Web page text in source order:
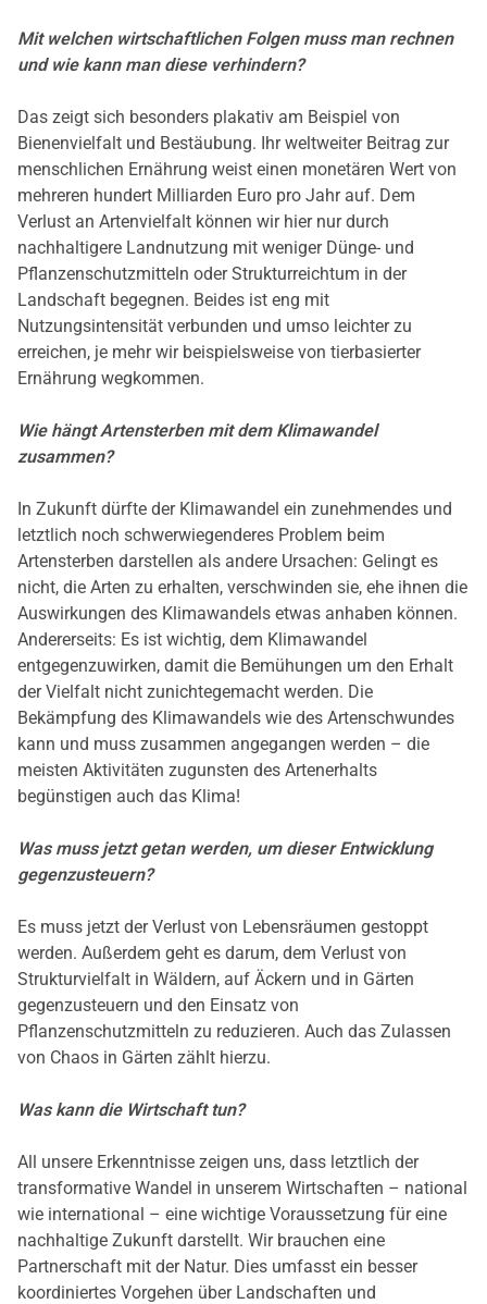
Mit welchen wirtschaftlichen Folgen muss man rechnen
und wie kann man diese verhindern?
Das zeigt sich besonders plakativ am Beispiel von
Bienenvielfalt und Bestäubung. Ihr weltweiter Beitrag zur
menschlichen Ernährung weist einen monetären Wert von
mehreren hundert Milliarden Euro pro Jahr auf. Dem
Verlust an Artenvielfalt können wir hier nur durch
nachhaltigere Landnutzung mit weniger Dünge- und
Pflanzenschutzmitteln oder Strukturreichtum in der
Landschaft begegnen. Beides ist eng mit
Nutzungsintensität verbunden und umso leichter zu
erreichen, je mehr wir beispielsweise von tierbasierter
Ernährung wegkommen.
Wie hängt Artensterben mit dem Klimawandel
zusammen?
In Zukunft dürfte der Klimawandel ein zunehmendes und
letztlich noch schwerwiegenderes Problem beim
Artensterben darstellen als andere Ursachen: Gelingt es
nicht, die Arten zu erhalten, verschwinden sie, ehe ihnen die
Auswirkungen des Klimawandels etwas anhaben können.
Andererseits: Es ist wichtig, dem Klimawandel
entgegenzuwirken, damit die Bemühungen um den Erhalt
der Vielfalt nicht zunichtegemacht werden. Die
Bekämpfung des Klimawandels wie des Artenschwundes
kann und muss zusammen angegangen werden – die
meisten Aktivitäten zugunsten des Artenerhalts
begünstigen auch das Klima!
Was muss jetzt getan werden, um dieser Entwicklung
gegenzusteuern?
Es muss jetzt der Verlust von Lebensräumen gestoppt
werden. Außerdem geht es darum, dem Verlust von
Strukturvielfalt in Wäldern, auf Äckern und in Gärten
gegenzusteuern und den Einsatz von
Pflanzenschutzmitteln zu reduzieren. Auch das Zulassen
von Chaos in Gärten zählt hierzu.
Was kann die Wirtschaft tun?
All unsere Erkenntnisse zeigen uns, dass letztlich der
transformative Wandel in unserem Wirtschaften – national
wie international – eine wichtige Voraussetzung für eine
nachhaltige Zukunft darstellt. Wir brauchen eine
Partnerschaft mit der Natur. Dies umfasst ein besser
koordiniertes Vorgehen über Landschaften und